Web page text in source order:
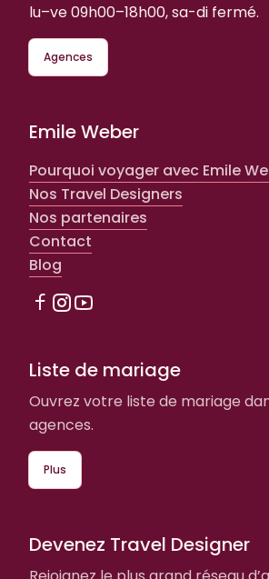
lu–ve 09h00–18h00, sa-di fermé.
Agences
Emile Weber
Pourquoi voyager avec Emile
Nos Travel Designers
Nos partenaires
Contact
Blog
Liste de mariage
Ouvrez votre liste de mariage
agences.
Plus
Devenez Travel Designer